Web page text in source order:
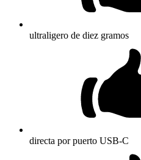
ultraligero de diez gramos
directa por puerto USB-C